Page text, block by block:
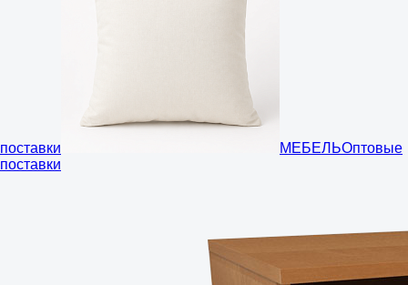
поставки МЕБЕЛЬОптовые
поставки